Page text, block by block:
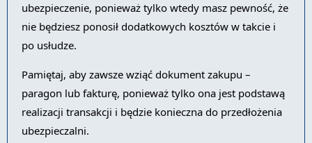
ubezpieczenie, ponieważ tylko wtedy masz pewność, że
nie będziesz ponosił dodatkowych kosztów w takcie i
po usłudze.
Pamiętaj, aby zawsze wziąć dokument zakupu –
paragon lub fakturę, ponieważ tylko ona jest podstawą
realizacji transakcji i będzie konieczna do przedłożenia
ubezpieczalni.